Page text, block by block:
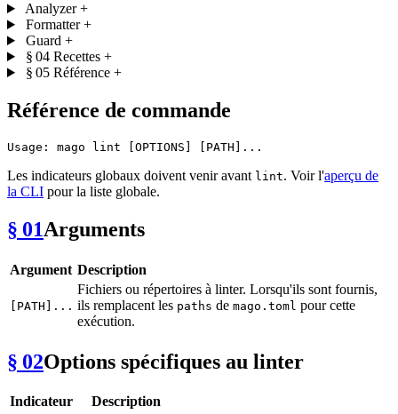
Analyzer +
Formatter +
Guard +
§ 04 Recettes +
§ 05 Référence +
Référence de commande
Les indicateurs globaux doivent venir avant lint. Voir l'aperçu de
la CLI pour la liste globale.
§ 01Arguments
Argument Description
[PATH]...
Fichiers ou répertoires à linter. Lorsqu'ils sont fournis,
ils remplacent les paths de mago.toml pour cette
exécution.
§ 02Options spécifiques au linter
Indicateur Description